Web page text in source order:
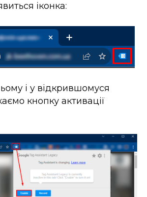
іконка:
і у відкрившомуся
кнопку активації